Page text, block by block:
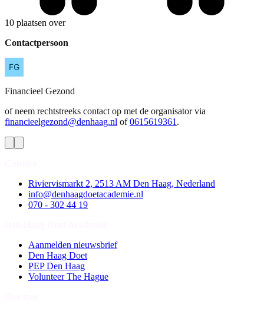
10 plaatsen over
Contactpersoon
Financieel Gezond
of neem rechtstreeks contact op met de organisator via
financieelgezond@denhaag.nl of 0615619361 .
Riviervismarkt 2, 2513 AM Den Haag, Nederland
info@denhaagdoetacademie.nl
070 - 302 44 19
Aanmelden nieuwsbrief
Den Haag Doet
PEP Den Haag
Volunteer The Hague